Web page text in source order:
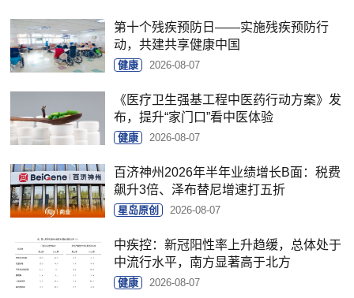
第十个残疾预防日——实施残疾预防行
动，共建共享健康中国
健康 2026-08-07
《医疗卫生强基工程中医药行动方案》发
布，提升“家门口”看中医体验
健康 2026-08-07
百济神州2026年半年业绩增长B面：税费
飙升3倍、泽布替尼增速打五折
星岛原创 2026-08-07
中疾控：新冠阳性率上升趋缓，总体处于
中流行水平，南方显著高于北方
健康 2026-08-07